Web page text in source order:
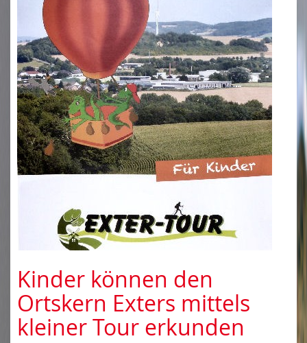
Kinder können den
Ortskern Exters mittels
kleiner Tour erkunden